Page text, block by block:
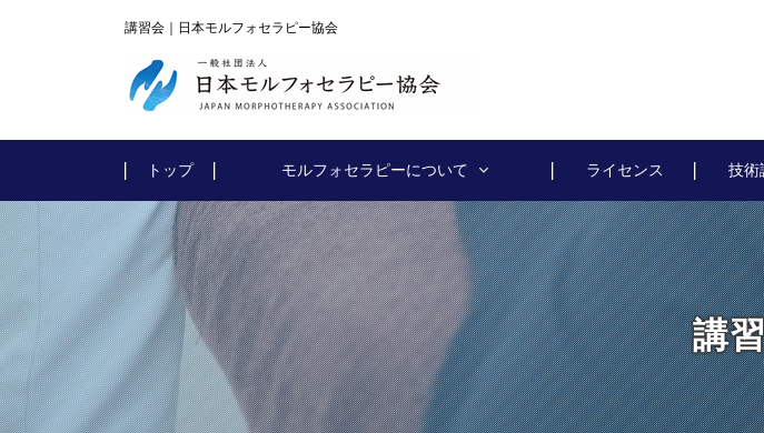
講習会｜日本モルフォセラピー協会
トップ モルフォセラピーについて ライセンス 技術
講